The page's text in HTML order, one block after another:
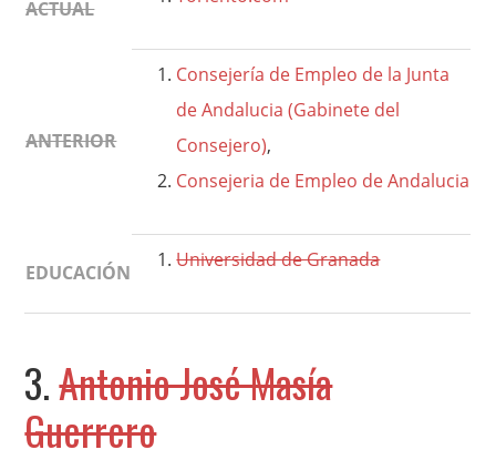
ACTUAL
ANTERIOR
Consejería de Empleo de la Junta
de Andalucia (Gabinete del
Consejero),
Consejeria de Empleo de Andalucia
EDUCACIÓN
Universidad de Granada
3.Antonio José Masía
Guerrero